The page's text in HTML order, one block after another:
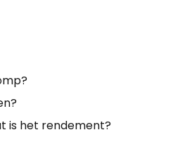
is het rendement?